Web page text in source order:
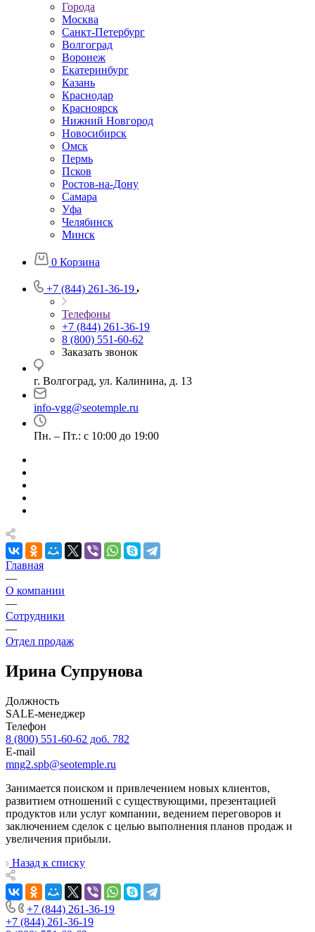
Города
Москва
Санкт-Петербург
Волгоград
Воронеж
Екатеринбург
Казань
Краснодар
Красноярск
Нижний Новгород
Новосибирск
Омск
Пермь
Псков
Ростов-на-Дону
Самара
Уфа
Челябинск
Минск
0 Корзина
+7 (844) 261-36-19
Телефоны
+7 (844) 261-36-19
8 (800) 551-60-62
Заказать звонок
г. Волгоград, ул. Калинина, д. 13
info-vgg@seotemple.ru
Пн. – Пт.: с 10:00 до 19:00
Главная
—
О компании
—
Сотрудники
—
Отдел продаж
Ирина Супрунова
Должность
SALE-менеджер
Телефон
8 (800) 551-60-62 доб. 782
E-mail
mng2.spb@seotemple.ru
Занимается поиском и привлечением новых клиентов,
развитием отношений с существующими, презентацией
продуктов или услуг компании, ведением переговоров и
заключением сделок с целью выполнения планов продаж и
увеличения прибыли.
Назад к списку
+7 (844) 261-36-19
+7 (844) 261-36-19